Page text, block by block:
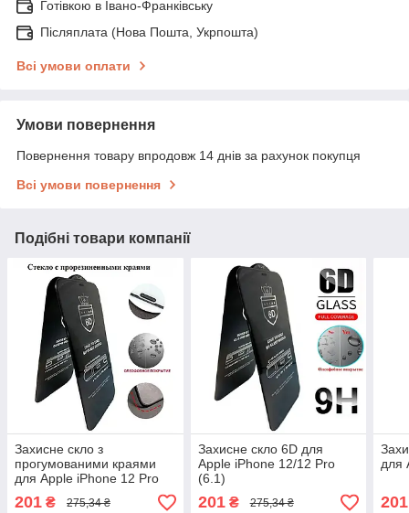
Готівкою в Івано-Франківську
Післяплата (Нова Пошта, Укрпошта)
Всі умови оплати
Умови повернення
Повернення товару впродовж 14 днів за рахунок покупця
Всі умови повернення
Подібні товари компанії
Захисне скло з
прогумованими краями
для Apple iPhone 12 Pro
Max (6.7)
201 ₴ 275,34 ₴
Захисне скло 6D для
Apple iPhone 12/12 Pro
(6.1)
201₴ 275,34 ₴
для
201